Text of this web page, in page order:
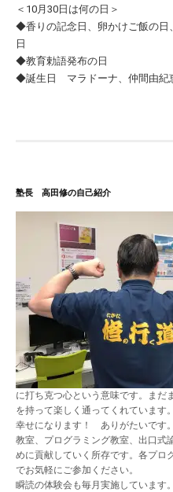
＜10月30日は何の日＞
◆香りの記念日、卵かけご飯の日
日
◆教育勅語発布の日
◆誕生日 マラドーナ、仲間由紀
塾長 高田修の自己紹介
に打ち克つ心という意味です。まだ
を持って楽しく通ってくれています
幸せになります！ ありがたいです
教室、プログラミング教室、出口式
めに貢献していく所存です。各プロ
でお気軽にご参加ください。
瞬読の体験会も毎月実施しています。